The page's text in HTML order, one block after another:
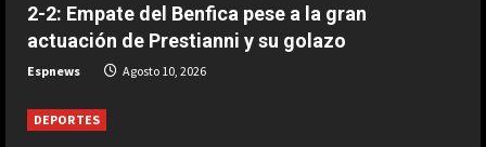
El Ajax de Míchel gana en su
estreno liguero con Ter Stegen
como mejor jugador
2-2: Empate del Benfica pese a la gran
actuación de Prestianni y su golazo
Espnews Agosto 10, 2026
DEPORTES